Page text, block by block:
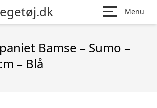
Menu
Bamse – Sumo –
– Blå